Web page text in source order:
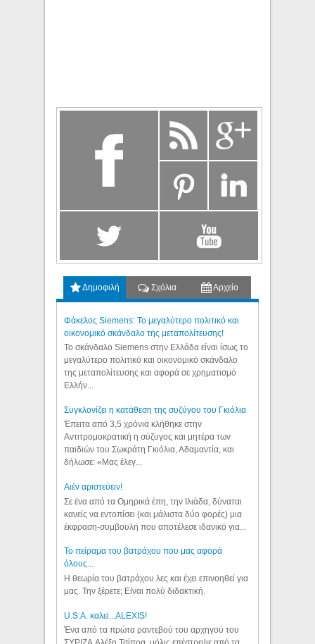
Δημοφιλή Σχόλια Αρχείο
Φάκελος Siemens: Το μεγαλύτερο πολιτικό και
οικονομικό σκάνδαλο της μεταπολίτευσης!
Το σκάνδαλο Siemens στην Ελλάδα είναι ίσως το
μεγαλύτερο πολιτικό και οικονομικό σκάνδαλο
της μεταπολίτευσης και αφορά σε χρηματισμό
Ελλήν...
Συγκλονίζει η κατάθεση της συζύγου του Γκιόλια
Έπειτα από 3,5 χρόνια κλήθηκε στην
Αντιτρομοκρατική η σύζυγος και μητέρα των
παιδιών του Σωκράτη Γκιόλια, Αδαμαντία, και
δήλωσε: «Μας έλεγ...
Aιέν αριστεύειν!
Σε ένα από τα Ομηρικά έπη, την Ιλιάδα, δύναται
κανείς να εντοπίσει (και μάλιστα δύο φορές) μια
έκφραση-συμβουλή που αποτέλεσε ιδανικό για...
Το πείραμα του βατράχου που μας αφορά
όλους...
Η θεωρία του βατράχου λες και έχει επινοηθεί για
μας. Την ξέρετε; Είναι πολύ διδακτική.
U.S.A. καλεί...ALEXIS!
Ένα από τα πρώτα ραντεβού του αρχηγού του